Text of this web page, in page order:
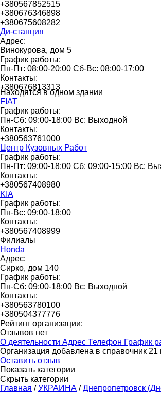
+380567852515
+380676346898
+380675608282
Ди-станция
Адрес:
Винокурова, дом 5
График работы:
Пн-Пт: 08:00-20:00 Сб-Вс: 08:00-17:00
Контакты:
+380676813313
Находятся в одном здании
FIAT
График работы:
Пн-Сб: 09:00-18:00 Вс: Выходной
Контакты:
+380563761000
Центр Кузовных Работ
График работы:
Пн-Пт: 09:00-18:00 Сб: 09:00-15:00 Вс:
Контакты:
+380567408980
KIA
График работы:
Пн-Вс: 09:00-18:00
Контакты:
+380567408999
Филиалы
Honda
Адрес:
Сирко, дом 140
График работы:
Пн-Сб: 09:00-18:00 Вс: Выходной
Контакты:
+380563780100
+380504377776
Рейтинг организации:
Отзывов нет
О деятельности Адрес Телефон График
Организация добавлена в справочник 21
Оставить отзыв
Показать категории
Скрыть категории
Главная / УКРАИНА / Днепропетровск